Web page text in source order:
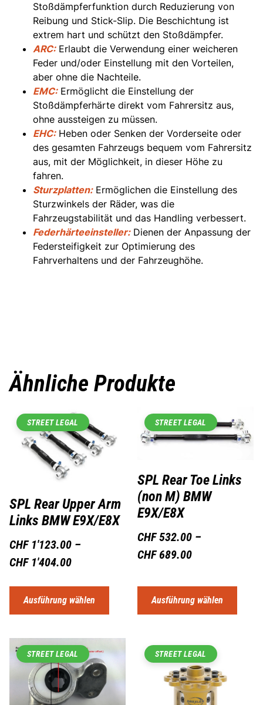
Stoßdämpferfunktion durch Reduzierung von
Reibung und Stick-Slip. Die Beschichtung ist
extrem hart und schützt den Stoßdämpfer.
ARC:Erlaubt die Verwendung einer weicheren
Feder und/oder Einstellung mit den Vorteilen,
aber ohne die Nachteile.
EMC:Ermöglicht die Einstellung der
Stoßdämpferhärte direkt vom Fahrersitz aus,
ohne aussteigen zu müssen.
EHC:Heben oder Senken der Vorderseite oder
des gesamten Fahrzeugs bequem vom Fahrersitz
aus, mit der Möglichkeit, in dieser Höhe zu
fahren.
Sturzplatten:Ermöglichen die Einstellung des
Sturzwinkels der Räder, was die
Fahrzeugstabilität und das Handling verbessert.
Federhärteeinsteller:Dienen der Anpassung der
Federsteifigkeit zur Optimierung des
Fahrverhaltens und der Fahrzeughöhe.
Ähnliche Produkte
STREET LEGAL
SPL Rear Upper Arm
Links BMW E9X/E8X
CHF1'123.00 –
CHF1'404.00
Ausführung wählen
STREET LEGAL
SPL Rear Toe Links
(non M) BMW
E9X/E8X
CHF532.00 –
CHF689.00
Ausführung wählen
STREET LEGAL STREET LEGAL